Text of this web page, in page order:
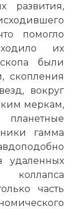
развития,
помогло
их
были
скопления
вокруг
меркам,
планетные
гамма
удаленных
часть